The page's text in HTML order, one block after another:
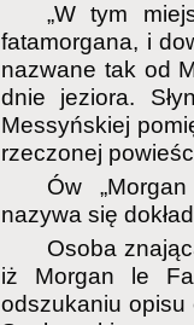
„W tym
fatamorgana, i
nazwane tak od
dnie jeziora.
Messyńskiej
rzeczonej
Ów
nazywa się
Osoba
iż Morgan le
odszukaniu opisu